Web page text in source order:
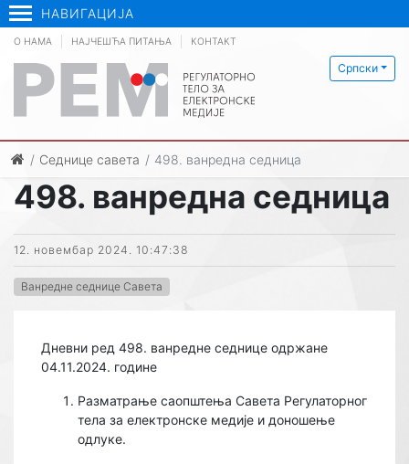
НАВИГАЦИЈА
Српски
О НАМА НАЈЧЕШЋА ПИТАЊА КОНТАКТ
Седнице савета 498. ванредна седница
498. ванредна седница
12. новембар 2024. 10:47:38
Ванредне седнице Савета
Дневни ред 498. ванредне седнице одржане
04.11.2024. године
Разматрање саопштења Савета Регулаторног
тела за електронске медије и доношење
одлуке.